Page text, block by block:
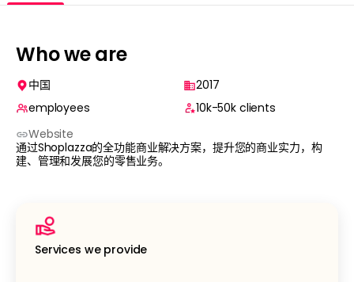
Who we are
中国
2017
employees
10k-50k clients
Website
通过Shoplazza的全功能商业解决方案，提升您的商业实力，构
建、管理和发展您的零售业务。
Services we provide